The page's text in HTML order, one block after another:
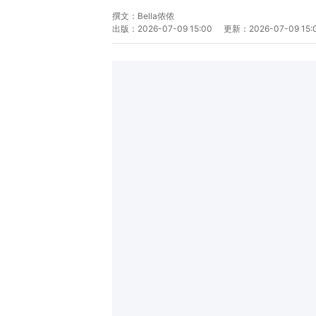
撰文： Bella侬侬
出版： 2026-07-09 15:00 更新： 2026-07-09